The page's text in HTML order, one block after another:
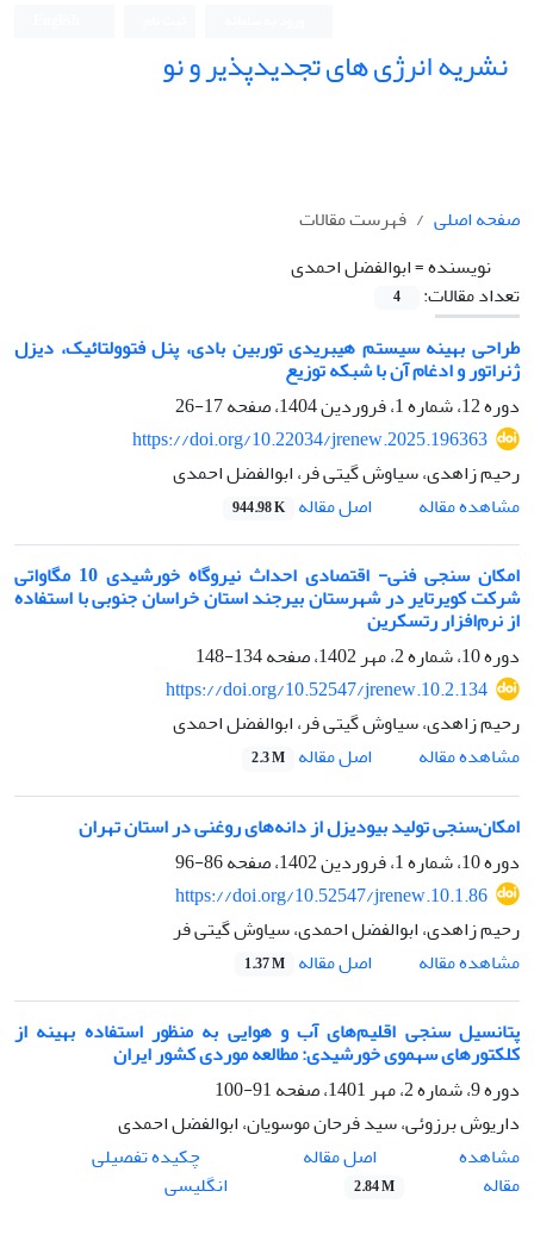
نشریه انرژی های تجدیدپذیر و نو
صفحه اصلی
فهرست مقالات
نویسنده =ابوالفضل احمدی
تعداد مقالات:
4
طراحی بهینه سیستم هیبریدی توربین بادی، پنل فتوولتائیک، دیزل
ژنراتور و ادغام آن با شبکه توزیع
دوره 12، شماره 1، فروردین 1404، صفحه
17-26
https://doi.org/10.22034/jrenew.2025.196363
رحیم زاهدی، سیاوش گیتی فر، ابوالفضل احمدی
مشاهده مقاله
اصل مقاله 944.98 K
امکان سنجی فنی- اقتصادی احداث نیروگاه خورشیدی 10 مگاواتی
شرکت کویرتایر در شهرستان بیرجند استان خراسان جنوبی با استفاده
از نرم‌افزار رتسکرین
دوره 10، شماره 2، مهر 1402، صفحه
134-148
https://doi.org/10.52547/jrenew.10.2.134
رحیم زاهدی، سیاوش گیتی فر، ابوالفضل احمدی
مشاهده مقاله
اصل مقاله 2.3 M
امکان‌‌سنجی تولید بیودیزل از دانه‌‌های روغنی در استان تهران
دوره 10، شماره 1، فروردین 1402، صفحه
86-96
https://doi.org/10.52547/jrenew.10.1.86
رحیم زاهدی، ابوالفضل احمدی، سیاوش گیتی فر
مشاهده مقاله
اصل مقاله 1.37 M
پتانسیل سنجی اقلیم‌های آب و هوایی به منظور استفاده بهینه از
کلکتور‌های سهموی خورشیدی: مطالعه موردی کشور ایران
دوره 9، شماره 2، مهر 1401، صفحه
91-100
داریوش برزوئی، سید فرحان موسویان، ابوالفضل احمدی
مشاهده
مقاله
اصل مقاله
2.84 M
چکیده تفصیلی
انگلیسی